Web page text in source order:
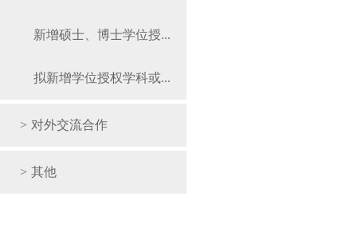
新增硕士、博士学位授...
拟新增学位授权学科或...
> 对外交流合作
> 其他